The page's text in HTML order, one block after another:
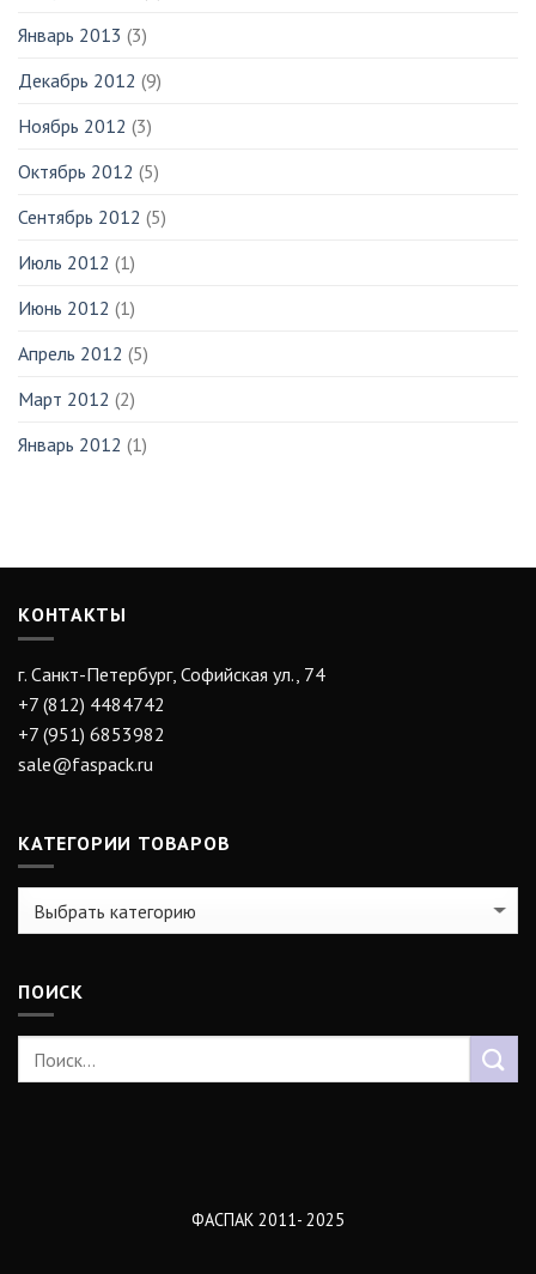
Январь 2013 (3)
Декабрь 2012 (9)
Ноябрь 2012 (3)
Октябрь 2012 (5)
Сентябрь 2012 (5)
Июль 2012 (1)
Июнь 2012 (1)
Апрель 2012 (5)
Март 2012 (2)
Январь 2012 (1)
КОНТАКТЫ
г. Санкт-Петербург, Софийская ул., 74
+7 (812) 4484742
+7 (951) 6853982
sale@faspack.ru
КАТЕГОРИИ ТОВАРОВ
ПОИСК
ФАСПАК 2011- 2025